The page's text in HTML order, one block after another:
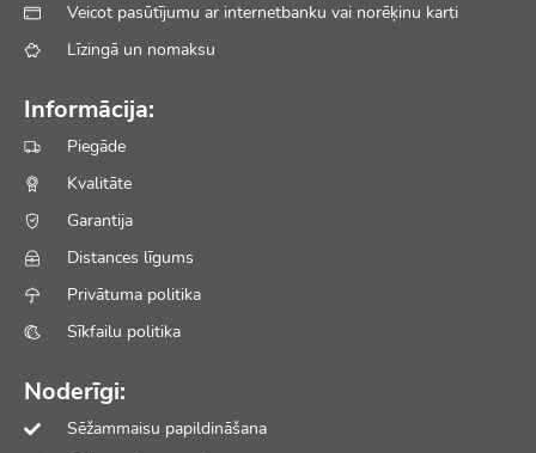
Veicot pasūtījumu ar internetbanku vai norēķinu karti
Līzingā un nomaksu
Informācija:
Piegāde
Kvalitāte
Garantija
Distances līgums
Privātuma politika
Sīkfailu politika
Noderīgi:
Sēžammaisu papildināšana